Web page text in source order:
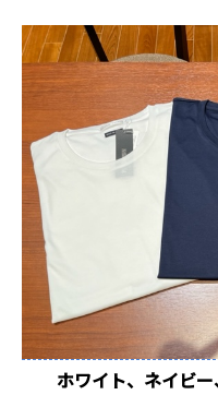
ホワイト、ネイビ